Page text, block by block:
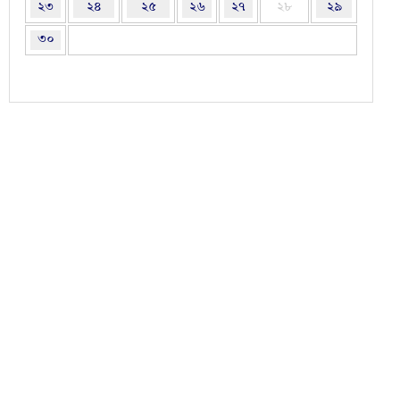
২৩ ২৪ ২৫ ২৬ ২৭ ২৮ ২৯
৩০